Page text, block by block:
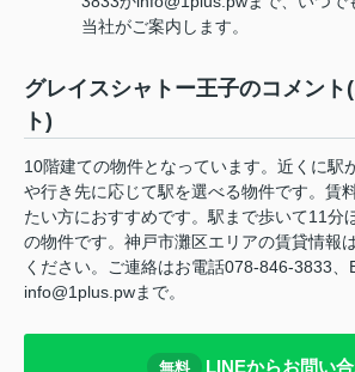
当社がご案内します。
グレイスシャトー王子のコメント
ト)
10階建ての物件となっています。近くに駅
や行き先に応じて駅を選べる物件です。賃
たい方におすすめです。駅まで歩いて11分
の物件です。神戸市灘区エリアの賃貸情報
ください。ご連絡はお電話078-846-3833、
info@1plus.pwまで。
無料 LINEからお問い